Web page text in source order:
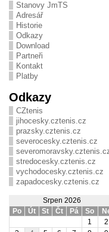
Stanovy JmTS
Adresář
Historie
Odkazy
Download
Partneři
Kontakt
Platby
Odkazy
CZtenis
jihocesky.cztenis.cz
prazsky.cztenis.cz
severocesky.cztenis.cz
stredocesky.cztenis.cz
vychodocesky.cztenis.cz
zapadocesky.cztenis.cz
Srpen 2026
Po
Út St Čt Pá So
1
2